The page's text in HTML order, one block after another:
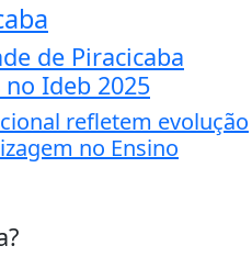
de Piracicaba
Ideb 2025
refletem evolução
no Ensino